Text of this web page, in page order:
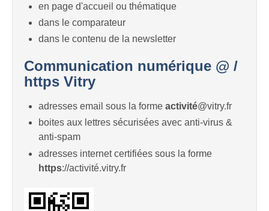
en page d'accueil ou thématique
dans le comparateur
dans le contenu de la newsletter
Communication numérique @ /
https Vitry
adresses email sous la forme activité@vitry.fr
boites aux lettres sécurisées avec anti-virus &
anti-spam
adresses internet certifiées sous la forme
https://activité.vitry.fr